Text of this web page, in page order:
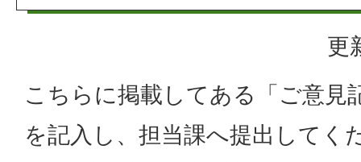
更
こちらに掲載してある「ご意見
を記入し、担当課へ提出してく